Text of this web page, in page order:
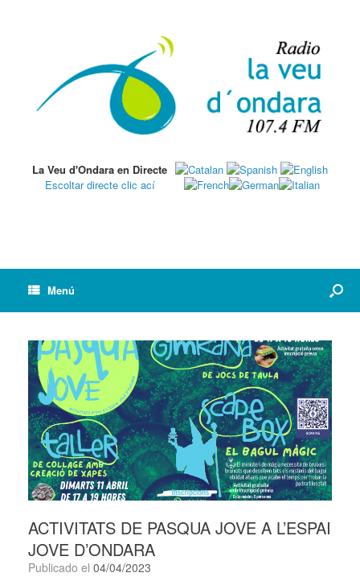
La Veu d'Ondara en Directe
Escoltar directe clic ací
Menú
ACTIVITATS DE PASQUA JOVE A L’ESPAI
JOVE D’ONDARA
Publicado el 04/04/2023